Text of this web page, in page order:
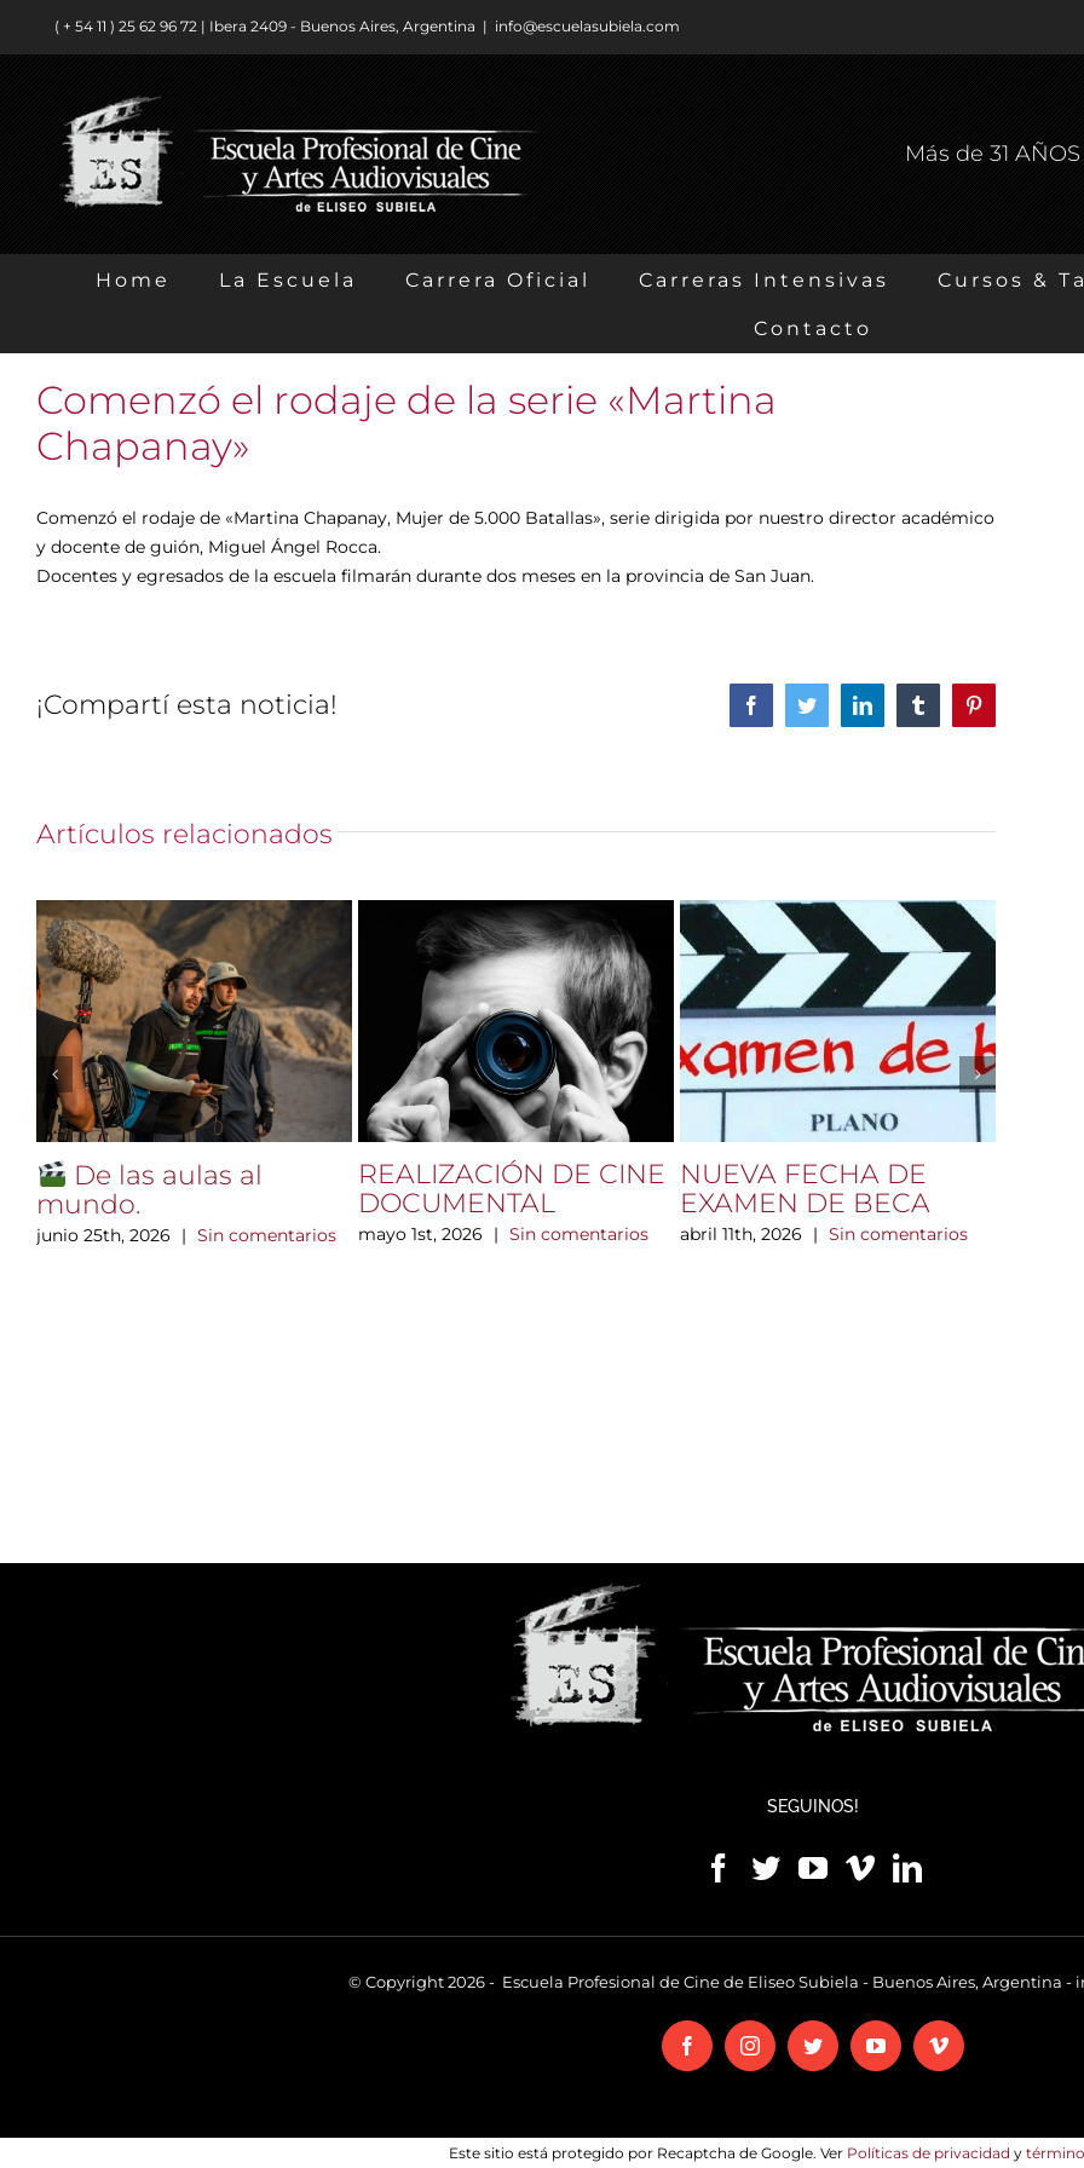
( + 54 11 ) ​25 62 96 72 | Ibera 2409 - Buenos Aires, Argentina | info@escuelasubiela.com
Más de 31
Home La Escuela Carrera Oficial Carreras Intensivas Cursos &
Contacto
Comenzó el rodaje de la serie «Martina
Chapanay»
Comenzó el rodaje de «Martina Chapanay, Mujer de 5.000 Batallas», serie dirigida por nuestro director académico
y docente de guión, Miguel Ángel Rocca.
Docentes y egresados de la escuela filmarán durante dos meses en la provincia de San Juan.
¡Compartí esta noticia! FacebookTwitterLinkedInTumblrPinterest
Artículos relacionados
De las aulas al
mundo.
junio 25th, 2026 | Sin comentarios
REALIZACIÓN DE CINE
DOCUMENTAL
mayo 1st, 2026 | Sin comentarios
NUEVA FECHA DE
EXAMEN DE BECA
abril 11th, 2026 | Sin comentarios
taller
marzo
SEGUINOS!
© Copyright 2026 - Escuela Profesional de Cine de Eliseo Subiela - Buenos Aires, Argentina -
FacebookInstagramTwitter YouTubeVimeo
Este sitio está protegido por Recaptcha de Google. Ver Políticas de privacidad y